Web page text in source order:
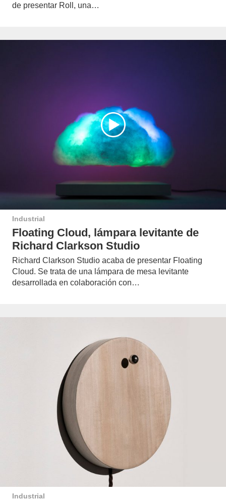
de presentar Roll, una…
Industrial
Floating Cloud, lámpara levitante de
Richard Clarkson Studio
Richard Clarkson Studio acaba de presentar Floating
Cloud. Se trata de una lámpara de mesa levitante
desarrollada en colaboración con…
Industrial